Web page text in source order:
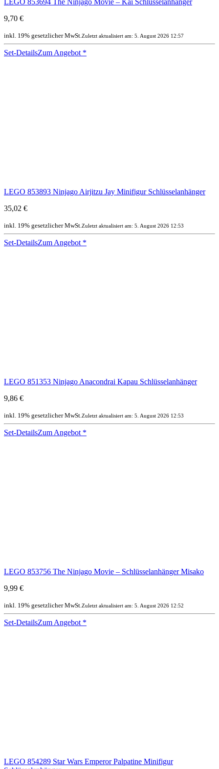
9,70 €
inkl. 19% gesetzlicher MwSt. Zuletzt aktualisiert am: 5. August 2026 12:57
Set-DetailsZum Angebot *
LEGO 853893 Ninjago Airjitzu Jay Minifigur Schlüsselanhänger
35,02 €
inkl. 19% gesetzlicher MwSt. Zuletzt aktualisiert am: 5. August 2026 12:53
Set-DetailsZum Angebot *
LEGO 851353 Ninjago Anacondrai Kapau Schlüsselanhänger
9,86 €
inkl. 19% gesetzlicher MwSt. Zuletzt aktualisiert am: 5. August 2026 12:53
Set-DetailsZum Angebot *
LEGO 853756 The Ninjago Movie – Schlüsselanhänger Misako
9,99 €
inkl. 19% gesetzlicher MwSt. Zuletzt aktualisiert am: 5. August 2026 12:52
Set-DetailsZum Angebot *
LEGO 854289 Star Wars Emperor Palpatine Minifigur